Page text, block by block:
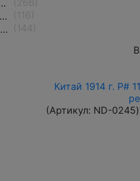
Китай 1914 г. P#
(Артикул: ND-0245)